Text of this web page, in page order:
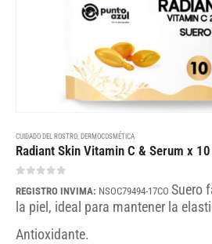
CUIDADO DEL ROSTRO, DERMOCOSMÉTICA
Radiant Skin Vitamin C & Serum x
REGISTRO INVIMA: NSOC79494-17CO Suero
la piel, ideal para mantener la
protegiéndola del envejecimiento:
Antioxidante.